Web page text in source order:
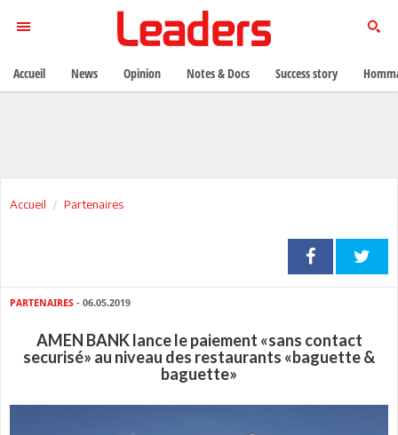
Accueil Partenaires
PARTENAIRES - 06.05.2019
AMEN BANK lance le paiement «sans contact
securisé» au niveau des restaurants «baguette &
baguette»
Accueil News Opinion Notes & Docs Success story